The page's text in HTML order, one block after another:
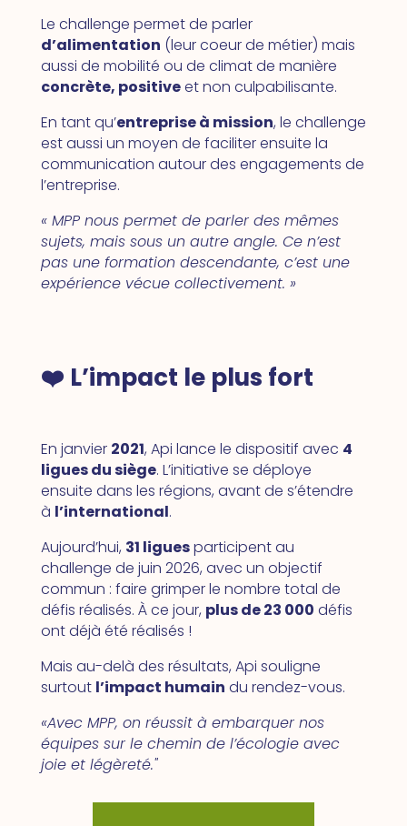
Le challenge permet de parler
d’alimentation (leur coeur de métier) mais
aussi de mobilité ou de climat de manière
concrète, positiveet non culpabilisante.
En tant qu’entreprise à mission, le challenge
est aussi un moyen de faciliter ensuite la
communication autour des engagements de
l’entreprise.
« MPP nous permet de parler des mêmes
sujets, mais sous un autre angle. Ce n’est
pas une formation descendante, c’est une
expérience vécue collectivement. »
❤️ L’impact le plus fort
En janvier 2021, Api lance le dispositif avec 4
ligues du siège. L’initiative se déploye
ensuite dans les régions, avant de s’étendre
à l’international.
Aujourd’hui, 31 liguesparticipent au
challenge de juin 2026, avec un objectif
commun : faire grimper le nombre total de
défis réalisés. À ce jour, plus de 23 000 défis
ont déjà été réalisés !
Mais au-delà des résultats, Api souligne
surtout l’impact humain du rendez-vous.
«Avec MPP, on réussit à embarquer nos
équipes sur le chemin de l’écologie avec
joie et légèreté."